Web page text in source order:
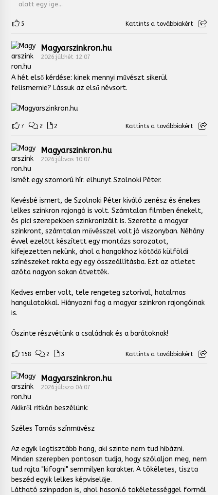
alatt egy ige...
5 Kattints a továbbiakért
Magyarszinkron.hu
2026:júl:hét 12:07
A hét első kérdése: kinek mennyi művészt sikerül
felismernie? Lássuk az első névsort.
7 2 2 Kattints a továbbiakért
Magyarszinkron.hu
2026:júl:vas 10:07
Ismét egy szomorú hír: elhunyt Szolnoki Péter.
Kevésbé ismert, de Szolnoki Péter kiváló zenész és énekes
lelkes szinkron rajongó is volt. Számtalan filmben énekelt,
és pici szerepekben szinkronizált is. Szerette a magyar
szinkront, számtalan művésszel volt jó viszonyban. Néhány
évvel ezelőtt készített egy montázs sorozatot,
kifejezetten nekünk, ahol a hangokhoz kötődő külföldi
színészeket rakta egy egy összeállításba. Ezt az ötletet
azóta nagyon sokan átvették.
Kedves ember volt, tele rengeteg sztorival, hatalmas
hangulatokkal. Hiányozni fog a magyar szinkron rajongóinak
is.
Őszinte részvétünk a családnak és a barátoknak!
158 2 3 Kattints a továbbiakért
Magyarszinkron.hu
2026:júl:szo 04:07
Akikről ritkán beszélünk:
Széles Tamás színművész
Az egyik legtisztább hang, aki szinte nem tud hibázni.
Minden szerepben pontosan tudja, hogy szólaljon meg, nem
tud rajta "kifogni" semmilyen karakter. A tökéletes, tiszta
beszéd egyik lelkes képviselője.
Látható színpadon is, ahol hasonló tökéletességgel formál